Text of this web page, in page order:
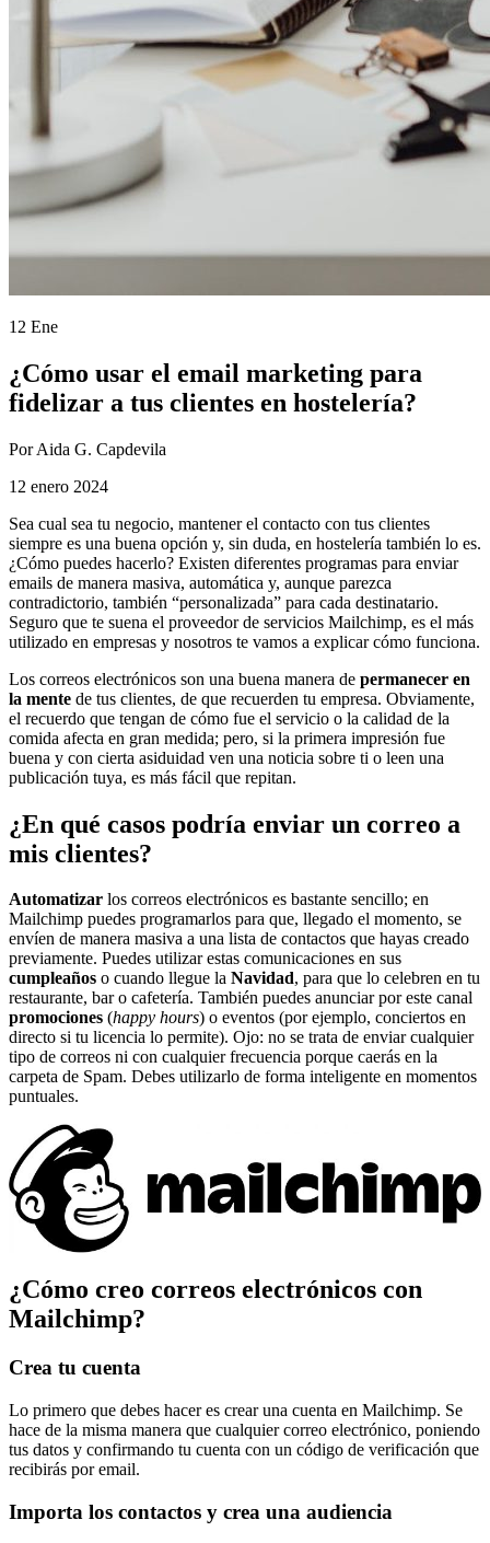
12 Ene
¿Cómo usar el email marketing para
fidelizar a tus clientes en hostelería?
Por Aida G. Capdevila
12 enero 2024
Sea cual sea tu negocio, mantener el contacto con tus clientes
siempre es una buena opción y, sin duda, en hostelería también lo es.
¿Cómo puedes hacerlo? Existen diferentes programas para enviar
emails de manera masiva, automática y, aunque parezca
contradictorio, también “personalizada” para cada destinatario.
Seguro que te suena el proveedor de servicios Mailchimp, es el más
utilizado en empresas y nosotros te vamos a explicar cómo funciona.
Los correos electrónicos son una buena manera de permanecer en
la mente de tus clientes, de que recuerden tu empresa. Obviamente,
el recuerdo que tengan de cómo fue el servicio o la calidad de la
comida afecta en gran medida; pero, si la primera impresión fue
buena y con cierta asiduidad ven una noticia sobre ti o leen una
publicación tuya, es más fácil que repitan.
¿En qué casos podría enviar un correo a
mis clientes?
Automatizar los correos electrónicos es bastante sencillo; en
Mailchimp puedes programarlos para que, llegado el momento, se
envíen de manera masiva a una lista de contactos que hayas creado
previamente. Puedes utilizar estas comunicaciones en sus
cumpleaños o cuando llegue la Navidad, para que lo celebren en tu
restaurante, bar o cafetería. También puedes anunciar por este canal
promociones (happy hours) o eventos (por ejemplo, conciertos en
directo si tu licencia lo permite). Ojo: no se trata de enviar cualquier
tipo de correos ni con cualquier frecuencia porque caerás en la
carpeta de Spam. Debes utilizarlo de forma inteligente en momentos
puntuales.
¿Cómo creo correos electrónicos con
Mailchimp?
Crea tu cuenta
Lo primero que debes hacer es crear una cuenta en Mailchimp. Se
hace de la misma manera que cualquier correo electrónico, poniendo
tus datos y confirmando tu cuenta con un código de verificación que
recibirás por email.
Importa los contactos y crea una audiencia